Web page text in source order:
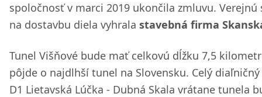
spoločnosť v marci 2019 ukončila zmluvu. Verejnú
na dostavbu diela vyhrala stavebná firma
Tunel Višňové bude mať celkovú dĺžku 7,5
pôjde o najdlhší tunel na Slovensku. Celý
D1 Lietavská Lúčka - Dubná Skala vrátane tunela